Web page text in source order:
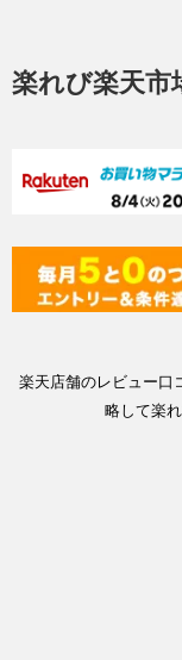
楽れび楽天市
楽天店舗のレビュー口
略して楽